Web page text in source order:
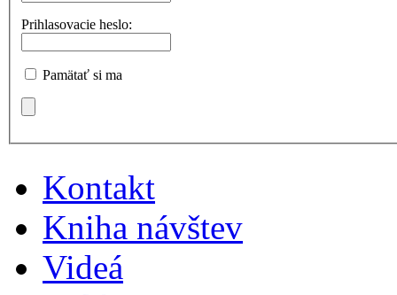
Prihlasovacie heslo:
Pamätať si ma
Kontakt
Kniha návštev
Videá